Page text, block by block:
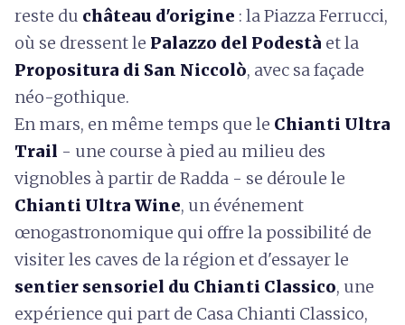
reste du château d'origine : la Piazza Ferrucci,
où se dressent le Palazzo del Podestà et la
Propositura di San Niccolò, avec sa façade
néo-gothique.
En mars, en même temps que le Chianti Ultra
Trail - une course à pied au milieu des
vignobles à partir de Radda - se déroule le
Chianti Ultra Wine, un événement
œnogastronomique qui offre la possibilité de
visiter les caves de la région et d'essayer le
sentier sensoriel du Chianti Classico, une
expérience qui part de Casa Chianti Classico,